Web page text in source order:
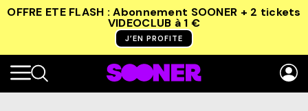
OFFRE ETE FLASH : Abonnement SOONER + 2 tickets
VIDEOCLUB à 1 €
J’EN PROFITE